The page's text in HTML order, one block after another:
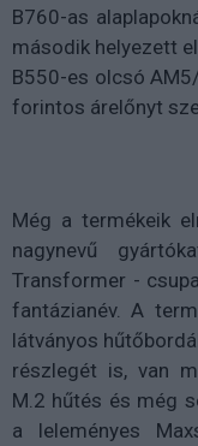
B760-as
második helyezett
B550-es olcsó
forintos árelőnyt
Még a termékeik
nagynevű
Transformer -
fantázianév. A
látványos
részlegét is, van
M.2 hűtés és még
a leleményes